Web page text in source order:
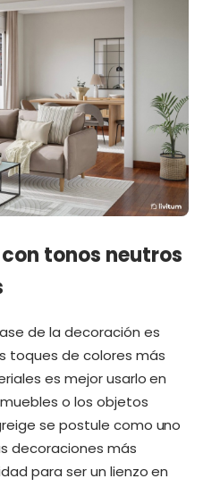
tonos neutros
de la decoración es
toques de colores más
es mejor usarlo en
o los objetos
se postule como uno
decoraciones más
para ser un lienzo en